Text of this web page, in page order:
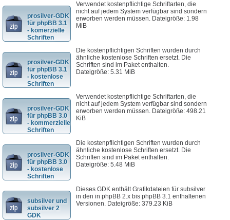
prosilver-GDK
für phpBB 3.1
- komerzielle
Schriften
Verwendet kostenpflichtige Schriftarten, die
nicht auf jedem System verfügbar sind sondern
erworben werden müssen. Dateigröße: 1.98
MiB
prosilver-GDK
für phpBB 3.1
- kostenlose
Schriften
Die kostenpflichtigen Schriften wurden durch
ähnliche kostenlose Schriften ersetzt. Die
Schriften sind im Paket enthalten.
Dateigröße: 5.31 MiB
prosilver-GDK
für phpBB 3.0
- kommerzielle
Schriften
Verwendet kostenpflichtige Schriftarten, die
nicht auf jedem System verfügbar sind sondern
erworben werden müssen. Dateigröße: 498.21
KiB
prosilver-GDK
für phpBB 3.0
- kostenlose
Schriften
Die kostenpflichtigen Schriften wurden durch
ähnliche kostenlose Schriften ersetzt. Die
Schriften sind im Paket enthalten.
Dateigröße: 5.48 MiB
subsilver und
subsilver 2
GDK
Dieses GDK enthält Grafikdateien für subsilver
in den in phpBB 2.x bis phpBB 3.1 enthaltenen
Versionen. Dateigröße: 379.23 KiB